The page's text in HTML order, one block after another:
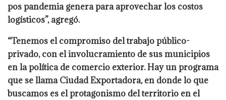
pos pandemia genera para aprovechar los costos
logísticos”, agregó.
“Tenemos el compromiso del trabajo público-
privado, con el involucramiento de sus municipios
en la política de comercio exterior. Hay un programa
que se llama Ciudad Exportadora, en donde lo que
buscamos es el protagonismo del territorio en el